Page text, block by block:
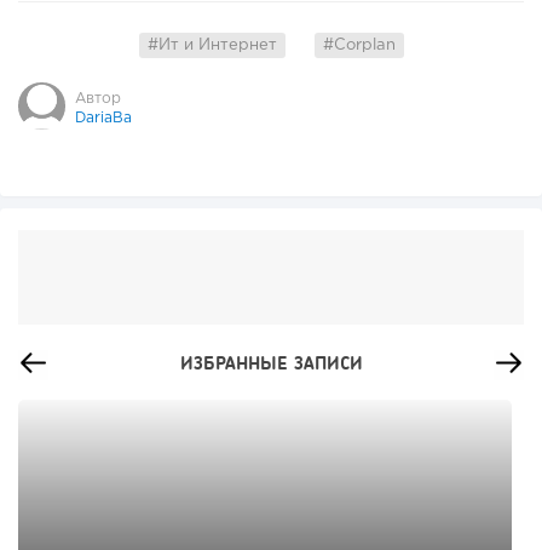
#Ит и Интернет #Corplan
Автор
DariaBa
ИЗБРАННЫЕ ЗАПИСИ